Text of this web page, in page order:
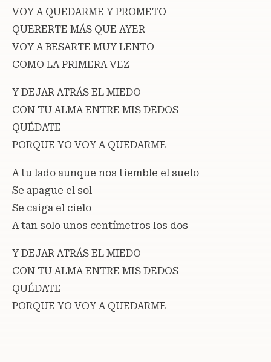
VOY A QUEDARME Y PROMETO
QUERERTE MÁS QUE AYER
VOY A BESARTE MUY LENTO
COMO LA PRIMERA VEZ
Y DEJAR ATRÁS EL MIEDO
CON TU ALMA ENTRE MIS DEDOS
QUÉDATE
PORQUE YO VOY A QUEDARME
A tu lado aunque nos tiemble el suelo
Se apague el sol
Se caiga el cielo
A tan solo unos centímetros los dos
Y DEJAR ATRÁS EL MIEDO
CON TU ALMA ENTRE MIS DEDOS
QUÉDATE
PORQUE YO VOY A QUEDARME